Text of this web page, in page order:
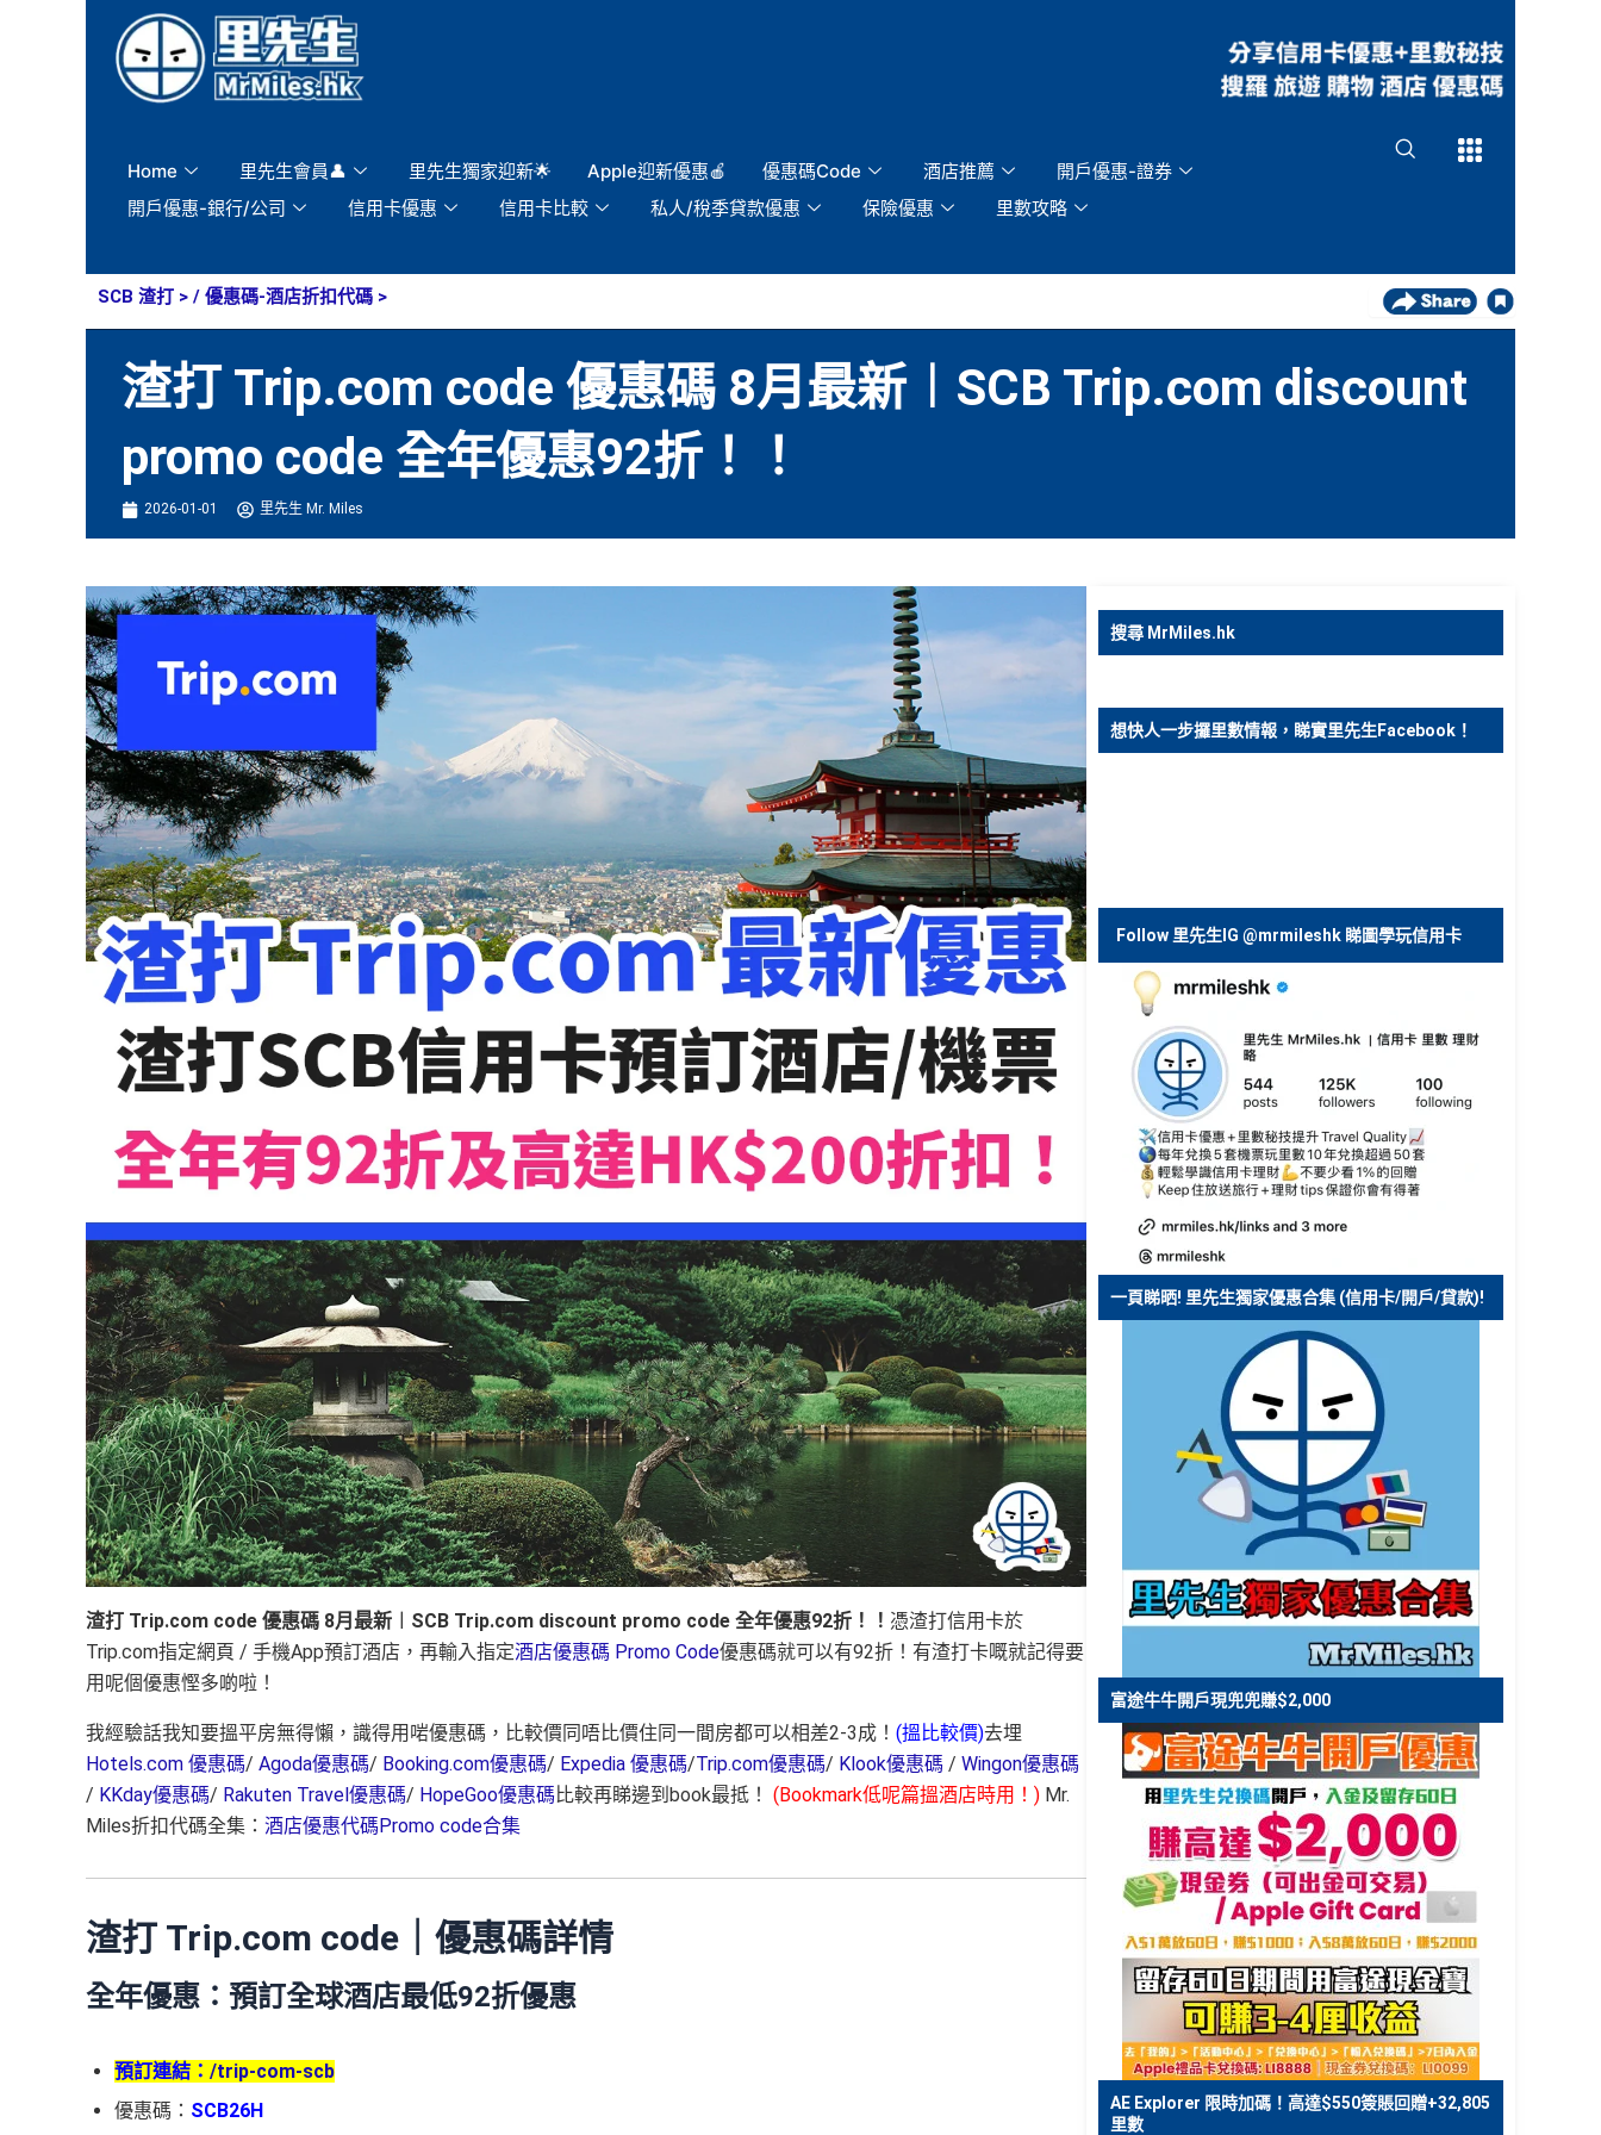
Home 里先生會員👤 里先生獨家迎新🌟 Apple迎新優惠🍎 優惠碼Code 酒店推薦
開戶優惠-證券
開戶優惠-銀行/公司
信用卡優惠 信用卡比較 私人/稅季貸款優惠 保險優惠 里數攻略
Open
SCB 渣打 > / 優惠碼-酒店折扣代碼 >
渣打 Trip.com code 優惠碼 8月最新︱SCB Trip.com discount
promo code 全年優惠92折！！
2026-01-01 里先生 Mr. Miles
渣打 Trip.com code 優惠碼 8月最新︱SCB Trip.com discount promo code 全年優惠92折！！ 憑渣打信用卡於
Trip.com指定網頁 / 手機App預訂酒店，再輸入指定酒店優惠碼 Promo Code優惠碼就可以有92折！有渣打卡嘅就記得要
用呢個優惠慳多啲啦！
我經驗話我知要搵平房無得懶，識得用啱優惠碼，比較價同唔比價住同一間房都可以相差2-3成！ (搵比較價)去埋
Hotels.com 優惠碼/ Agoda優惠碼/ Booking.com優惠碼/ Expedia 優惠碼/Trip.com優惠碼/ Klook優惠碼 / Wingon優惠碼
/ KKday優惠碼/ Rakuten Travel優惠碼/ HopeGoo優惠碼比較再睇邊到book最抵！ (Bookmark低呢篇搵酒店時用！) Mr.
Miles折扣代碼全集： 酒店優惠代碼Promo code合集
渣打 Trip.com code｜優惠碼詳情
全年優惠：預訂全球酒店最低92折優惠
預訂連結： /trip-com-scb
優惠碼： SCB26H
搜尋 MrMiles.hk
想快人一步攞里數情報，睇實里先生Facebook！
Follow 里先生IG @mrmileshk 睇圖學玩信用卡
一頁睇晒! 里先生獨家優惠合集 (信用卡/開戶/貸款)!
富途牛牛開戶現兜兜賺$2,000
AE Explorer 限時加碼！高達$550簽賬回贈+32,805
里數